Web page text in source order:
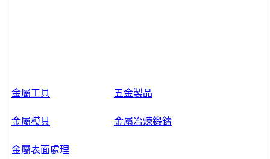
金屬工具 五金製品
金屬模具 金屬冶煉鍛鑄
金屬表面處理